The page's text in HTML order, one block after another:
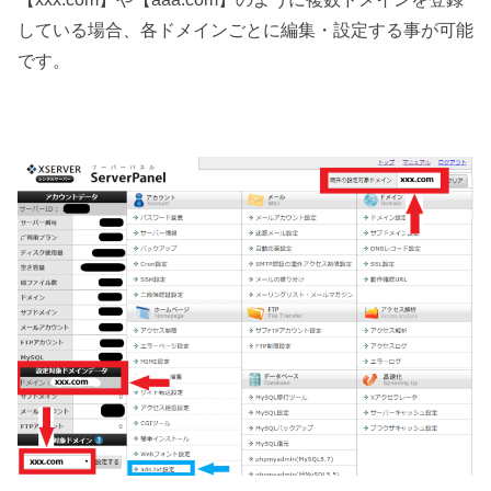
している場合、各ドメインごとに編集・設定する事が可能
です。